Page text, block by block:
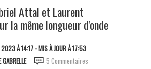
Attal et Laurent
la même longueur d'onde
2023 À 14:17- MIS À JOUR À 17:53
GABRELLE 5 Commentaires